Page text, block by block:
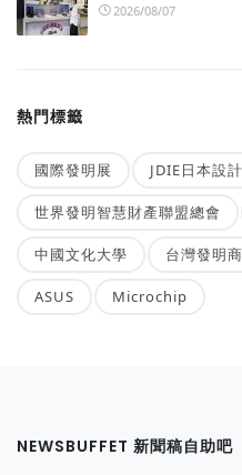
2026/08/07
熱門標籤
國際發明展 JDIE日本設
世界發明智慧財產聯盟總會
中國文化大學 台灣發明
ASUS Microchip
NEWSBUFFET 新聞稿自助吧